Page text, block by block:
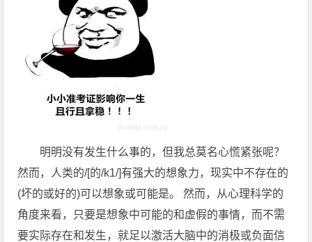
明明没有发生什么事的，但我总莫名心慌紧张呢？
然而，人类的/[的/k1/]有强大的想象力，现实中不存在的
(坏的或好的)可以想象或可能是。 然而，从心理科学的
角度来看，只要是想象中可能的和虚假的事情，而不需
要实际存在和发生，就足以激活大脑中的消极或负面信